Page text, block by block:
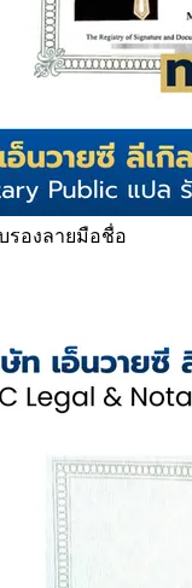
รองลายมือชื่อ